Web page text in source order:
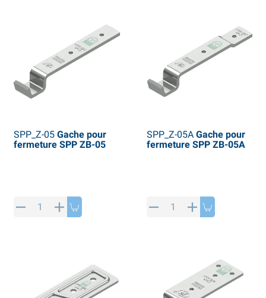
SPP_Z-05Gache pour
fermeture SPP ZB-05
SPP_Z-05AGache pour
fermeture SPP ZB-05A